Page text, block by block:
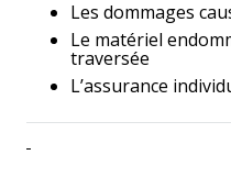
Les dommages
Le matériel
traversée
L’assurance